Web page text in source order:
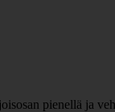
pienellä ja